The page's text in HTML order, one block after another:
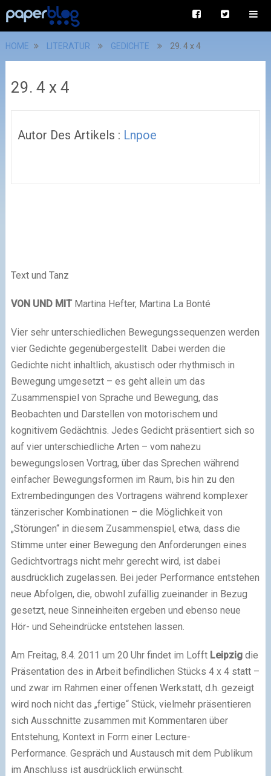
HOME LITERATUR GEDICHTE 29. 4 x 4
29. 4 x 4
Autor Des Artikels : Lnpoe
Text und Tanz
VON UND MITMartina Hefter, Martina La Bonté
Vier sehr unterschiedlichen Bewegungssequenzen werden
vier Gedichte gegenübergestellt. Dabei werden die
Gedichte nicht inhaltlich, akustisch oder rhythmisch in
Bewegung umgesetzt – es geht allein um das
Zusammenspiel von Sprache und Bewegung, das
Beobachten und Darstellen von motorischem und
kognitivem Gedächtnis. Jedes Gedicht präsentiert sich so
auf vier unterschiedliche Arten – vom nahezu
bewegungslosen Vortrag, über das Sprechen während
einfacher Bewegungsformen im Raum, bis hin zu den
Extrembedingungen des Vortragens während komplexer
tänzerischer Kombinationen – die Möglichkeit von
„Störungen“ in diesem Zusammenspiel, etwa, dass die
Stimme unter einer Bewegung den Anforderungen eines
Gedichtvortrags nicht mehr gerecht wird, ist dabei
ausdrücklich zugelassen. Bei jeder Performance entstehen
neue Abfolgen, die, obwohl zufällig zueinander in Bezug
gesetzt, neue Sinneinheiten ergeben und ebenso neue
Hör- und Seheindrücke entstehen lassen.
Am Freitag, 8.4. 2011 um 20 Uhr findet im Lofft Leipzigdie
Präsentation des in Arbeit befindlichen Stücks 4 x 4 statt –
und zwar im Rahmen einer offenen Werkstatt, d.h. gezeigt
wird noch nicht das „fertige“ Stück, vielmehr präsentieren
sich Ausschnitte zusammen mit Kommentaren über
Entstehung, Kontext in Form einer Lecture-
Performance. Gespräch und Austausch mit dem Publikum
im Anschluss ist ausdrücklich erwünscht.